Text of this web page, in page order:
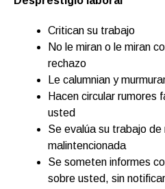
Critican su trabajo
No le miran o le miran
rechazo
Le calumnian y
Hacen circular rumores
usted
Se evalúa su trabajo
malintencionada
Se someten informes
sobre usted, sin